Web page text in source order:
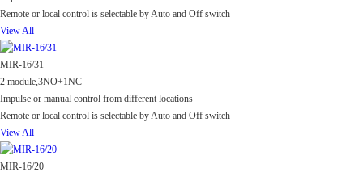
Remote or local control is selectable by Auto and Off switch
View All
MIR-16/31
2 module,3NO+1NC
Impulse or manual control from different locations
Remote or local control is selectable by Auto and Off switch
View All
MIR-16/20